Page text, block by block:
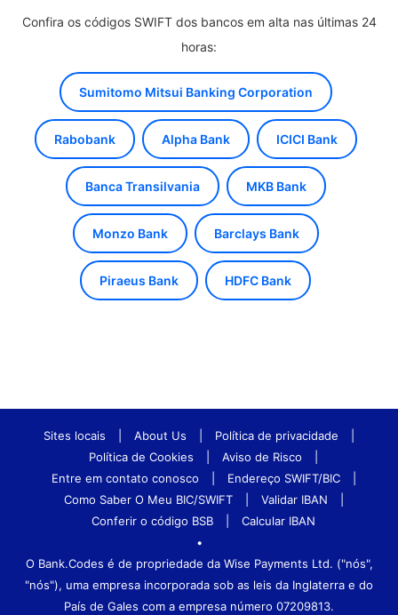
Confira os códigos SWIFT dos bancos em alta nas últimas 24
horas:
Sumitomo Mitsui Banking Corporation
Rabobank Alpha Bank ICICI Bank
Banca Transilvania MKB Bank
Monzo Bank Barclays Bank
Piraeus Bank HDFC Bank
Sites locais About Us Política de privacidade
Política de Cookies
Aviso de Risco
Entre em contato conosco
Endereço SWIFT/BIC
Como Saber O Meu BIC/SWIFT
Validar IBAN
Conferir o código BSB
Calcular IBAN
•
O Bank.Codes é de propriedade da Wise Payments Ltd. ("nós",
"nós"), uma empresa incorporada sob as leis da Inglaterra e do
País de Gales com a empresa número 07209813.